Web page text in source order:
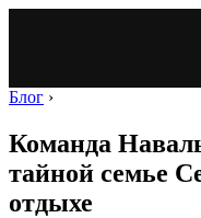
Блог ›
Команда
тайной семье
отдыхе